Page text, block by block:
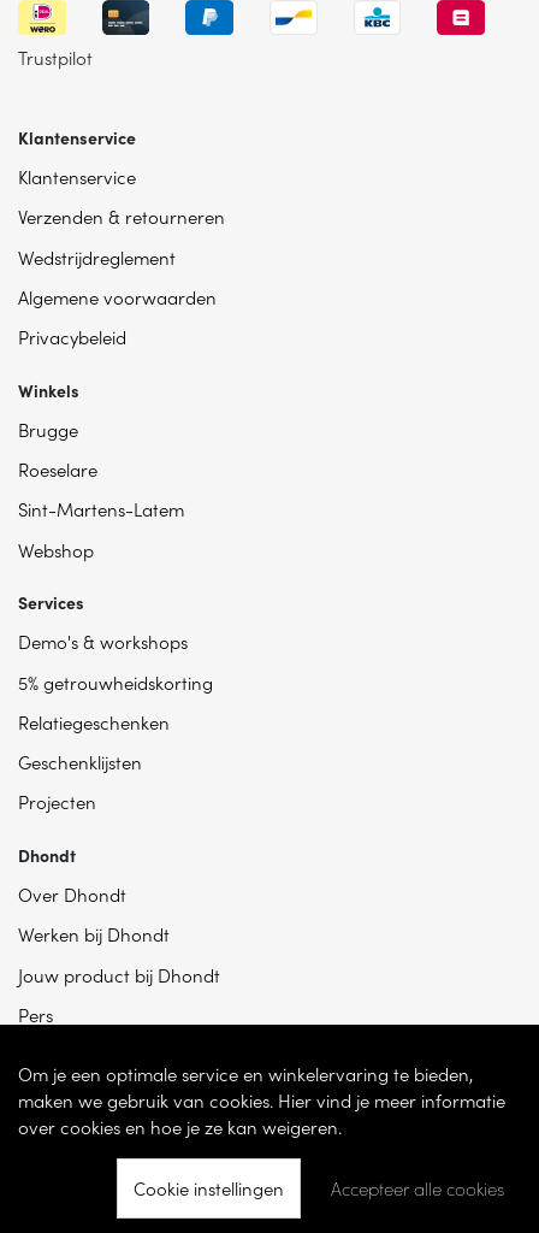
Trustpilot
Klantenservice
Klantenservice
Verzenden & retourneren
Wedstrijdreglement
Algemene voorwaarden
Privacybeleid
Winkels
Brugge
Roeselare
Sint-Martens-Latem
Webshop
Services
Demo's & workshops
5% getrouwheidskorting
Relatiegeschenken
Geschenklijsten
Projecten
Dhondt
Over Dhondt
Werken bij Dhondt
Jouw product bij Dhondt
Pers
© 2026 - Dhondt Interieur NV – Ondernemingsnummer BE 0865 787 950 –
Om je een optimale service en winkelervaring te bieden,
maken we gebruik van cookies. Hier vind je meer informatie
over cookies en hoe je ze kan weigeren.
Cookie instellingen Accepteer alle cookies